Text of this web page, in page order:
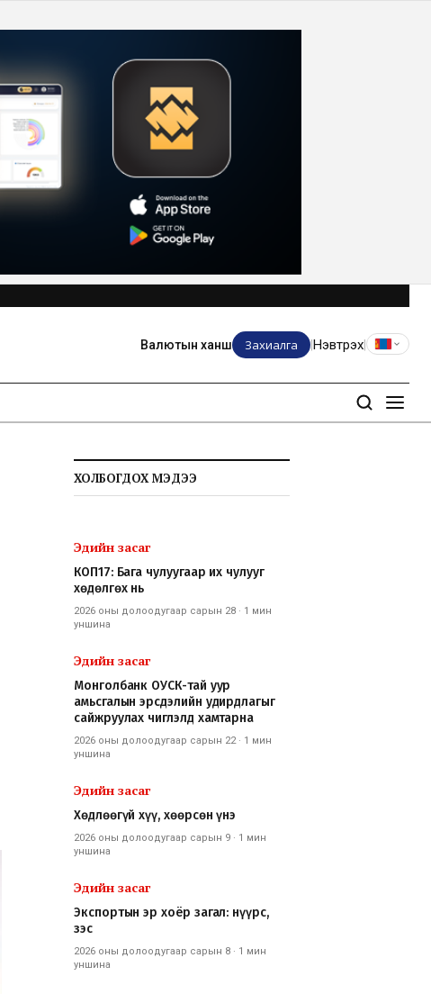
Валютын ханш Захиалга Нэвтрэх
ХОЛБОГДОХ МЭДЭЭ
Эдийн засаг
КОП17: Бага чулуугаар их чулууг
хөдөлгөх нь
2026 оны долоодугаар сарын 28 · 1 мин
уншина
Эдийн засаг
Монголбанк ОУСК-тай уур
амьсгалын эрсдэлийн удирдлагыг
сайжруулах чиглэлд хамтарна
2026 оны долоодугаар сарын 22· 1 мин
уншина
Эдийн засаг
Хөдлөөгүй хүү, хөөрсөн үнэ
2026 оны долоодугаар сарын 9 · 1 мин
уншина
Эдийн засаг
Экспортын эр хоёр загал: нүүрс,
зэс
2026 оны долоодугаар сарын 8 · 1 мин
уншина